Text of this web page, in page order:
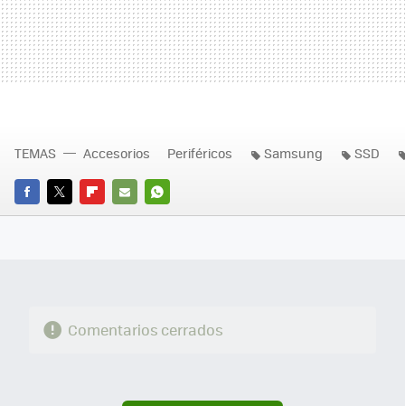
FACEBOOK
TWITTERFLIPBOARD
E-
WHATSAPP
TEMAS Accesorios Periféricos Samsung SSD
Comentarios cerrados